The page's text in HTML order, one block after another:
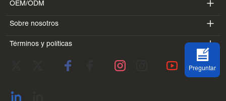
ES410
EB100B
EB300
EB100B V3
OEM/ODM
SV3
BV5
Sobre nosotros
Introducción
Términos y políticas
Condiciones de servicio
Preguntar